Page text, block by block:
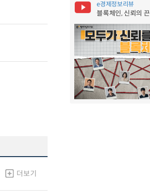
더보기
e경제정보리뷰
블록체인, 신뢰의 끈